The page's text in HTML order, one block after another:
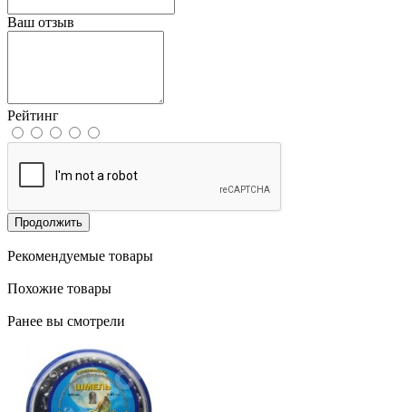
Ваш отзыв
Рейтинг
Продолжить
Рекомендуемые товары
Похожие товары
Ранее вы смотрели